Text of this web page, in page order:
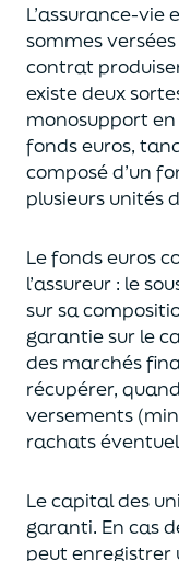
L’assurance-vie
sommes versées
contrat
existe deux
monosupport
fonds euros,
composé d’un
plusieurs unités
Le fonds euros
l’assureur : le
sur sa
garantie sur le
des marchés
récupérer,
versements (
rachats
Le capital des
garanti. En cas
peut enregistrer